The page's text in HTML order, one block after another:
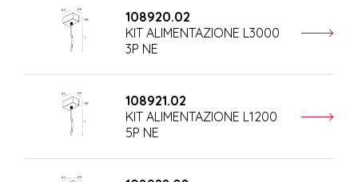
108920.02
KIT ALIMENTAZIONE L3000
3P NE
108921.02
KIT ALIMENTAZIONE L1200
5P NE